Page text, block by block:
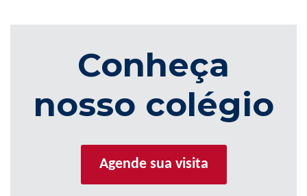
Conheça
nosso colégio
Agende sua visita